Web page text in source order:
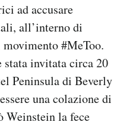
ad accusare
all’interno di
#MeToo.
stata invitata circa 20
Peninsula di Beverly
una colazione di
Weinstein la fece